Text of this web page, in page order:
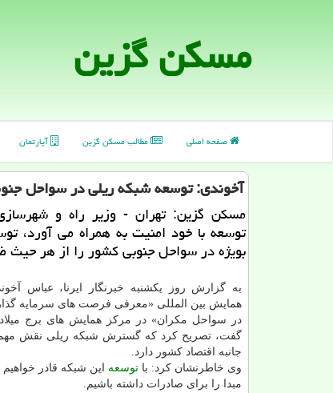
مسكن گزین
صفحه اصلی مطالب مسكن گزین آپارتمان
آخوندی: توسعه شبكه ریلی در سواحل
مسكن گزین: تهران - وزیر راه و شهرسازی
توسعه با خود امنیت به همراه می آورد،
بویژه در سواحل جنوبی كشور را از هر
به گزارش روز یكشنبه خبرنگار ایرنا، عباس
همایش بین المللی «معرفی فرصت های سرمایه
در سواحل مكران» در مركز همایش های برج
گفت، تصریح كرد كه گسترش شبكه ریلی نقش
جانبه اقتصاد كشور دارد.
وی خاطرنشان كرد: باتوسعه این شبكه قادر خواهیم
مبدا را برای صادرات داشته باشیم.